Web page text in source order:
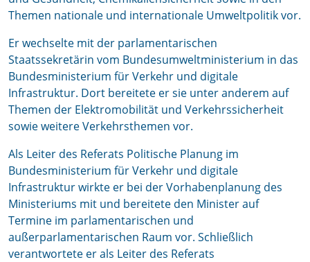
Themen nationale und internationale Umweltpolitik vor.
Er wechselte mit der parlamentarischen
Staatssekretärin vom Bundesumweltministerium in das
Bundesministerium für Verkehr und digitale
Infrastruktur. Dort bereitete er sie unter anderem auf
Themen der Elektromobilität und Verkehrssicherheit
sowie weitere Verkehrsthemen vor.
Als Leiter des Referats Politische Planung im
Bundesministerium für Verkehr und digitale
Infrastruktur wirkte er bei der Vorhabenplanung des
Ministeriums mit und bereitete den Minister auf
Termine im parlamentarischen und
außerparlamentarischen Raum vor. Schließlich
verantwortete er als Leiter des Referats